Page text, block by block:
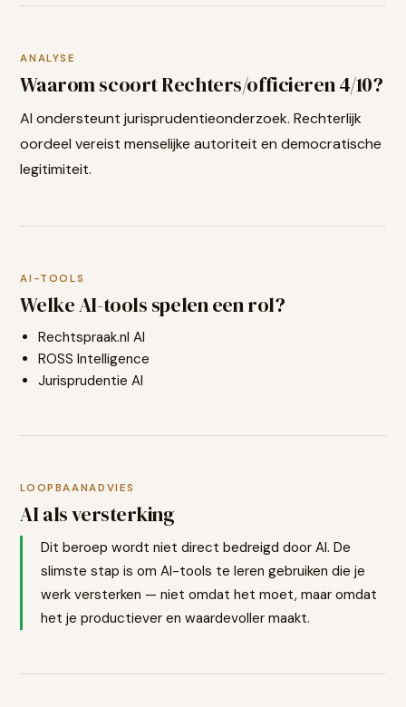
ANALYSE
Waarom scoortRechters/officieren 4/10?
AI ondersteunt jurisprudentieonderzoek. Rechterlijk
oordeel vereist menselijke autoriteit en democratische
legitimiteit.
AI-TOOLS
Welke AI-tools spelen een rol?
Rechtspraak.nl AI
ROSS Intelligence
Jurisprudentie AI
LOOPBAANADVIES
AI als versterking
Dit beroep wordt niet direct bedreigd door AI. De
slimste stap is om AI-tools te leren gebruiken die je
werk versterken — niet omdat het moet, maar omdat
het je productiever en waardevoller maakt.